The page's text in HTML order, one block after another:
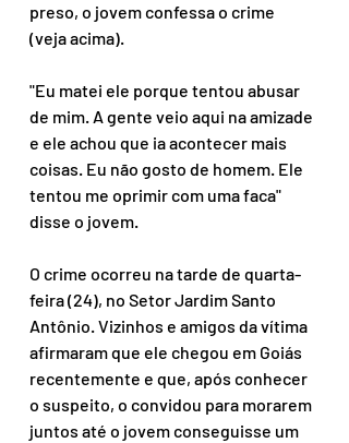
preso, o jovem confessa o crime
(veja acima).
"Eu matei ele porque tentou abusar
de mim. A gente veio aqui na amizade
e ele achou que ia acontecer mais
coisas. Eu não gosto de homem. Ele
tentou me oprimir com uma faca"
disse o jovem.
O crime ocorreu na tarde de quarta-
feira (24), no Setor Jardim Santo
Antônio. Vizinhos e amigos da vítima
afirmaram que ele chegou em Goiás
recentemente e que, após conhecer
o suspeito, o convidou para morarem
juntos até o jovem conseguisse um